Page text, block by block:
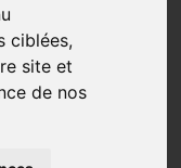
ciblées,
site et
de nos
aux